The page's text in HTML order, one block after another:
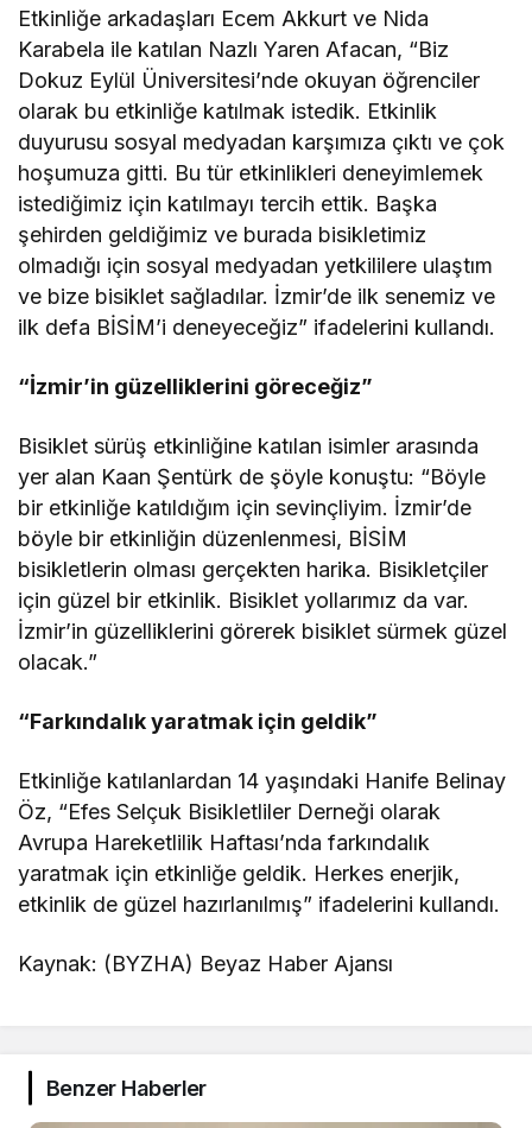
Etkinliğe arkadaşları Ecem Akkurt ve Nida
Karabela ile katılan Nazlı Yaren Afacan, “Biz
Dokuz Eylül Üniversitesi’nde okuyan öğrenciler
olarak bu etkinliğe katılmak istedik. Etkinlik
duyurusu sosyal medyadan karşımıza çıktı ve çok
hoşumuza gitti. Bu tür etkinlikleri deneyimlemek
istediğimiz için katılmayı tercih ettik. Başka
şehirden geldiğimiz ve burada bisikletimiz
olmadığı için sosyal medyadan yetkililere ulaştım
ve bize bisiklet sağladılar. İzmir’de ilk senemiz ve
ilk defa BİSİM’i deneyeceğiz” ifadelerini kullandı.
“İzmir’in güzelliklerini göreceğiz”
Bisiklet sürüş etkinliğine katılan isimler arasında
yer alan Kaan Şentürk de şöyle konuştu: “Böyle
bir etkinliğe katıldığım için sevinçliyim. İzmir’de
böyle bir etkinliğin düzenlenmesi, BİSİM
bisikletlerin olması gerçekten harika. Bisikletçiler
için güzel bir etkinlik. Bisiklet yollarımız da var.
İzmir’in güzelliklerini görerek bisiklet sürmek güzel
olacak.”
“Farkındalık yaratmak için geldik”
Etkinliğe katılanlardan 14 yaşındaki Hanife Belinay
Öz, “Efes Selçuk Bisikletliler Derneği olarak
Avrupa Hareketlilik Haftası’nda farkındalık
yaratmak için etkinliğe geldik. Herkes enerjik,
etkinlik de güzel hazırlanılmış” ifadelerini kullandı.
Kaynak: (BYZHA) Beyaz Haber Ajansı
Benzer Haberler